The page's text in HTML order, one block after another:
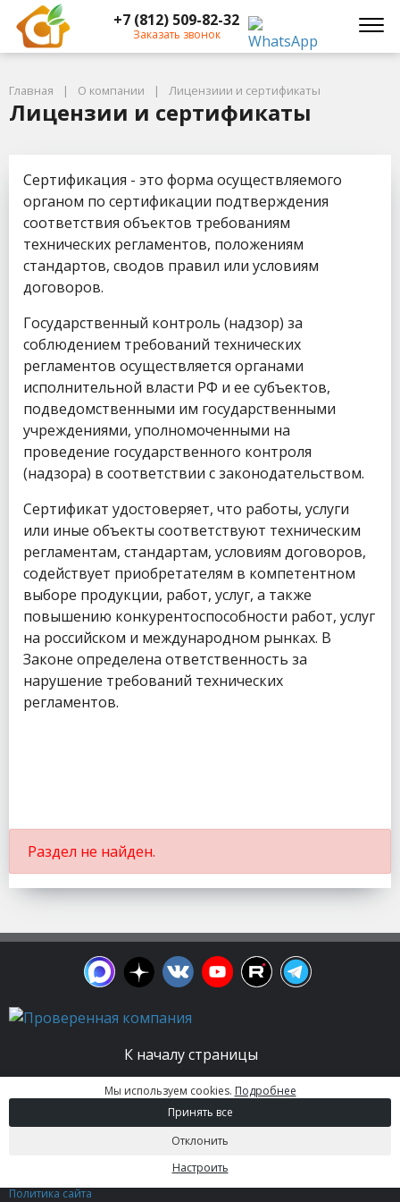
+7 (812) 509-82-32
Заказать звонок
Главная О компании Лицензиии и сертификаты
Лицензии и сертификаты
Сертификация - это форма осуществляемого
органом по сертификации подтверждения
соответствия объектов требованиям
технических регламентов, положениям
стандартов, сводов правил или условиям
договоров.
Государственный контроль (надзор) за
соблюдением требований технических
регламентов осуществляется органами
исполнительной власти РФ и ее субъектов,
подведомственными им государственными
учреждениями, уполномоченными на
проведение государственного контроля
(надзора) в соответствии с законодательством.
Сертификат удостоверяет, что работы, услуги
или иные объекты соответствуют техническим
регламентам, стандартам, условиям договоров,
содействует приобретателям в компетентном
выборе продукции, работ, услуг, а также
повышению конкурентоспособности работ, услуг
на российском и международном рынках. В
Законе определена ответственность за
нарушение требований технических
регламентов.
Раздел не найден.
К началу страницы
© 2003 - 2026. Апельсин group | Группа
строительных компаний Все права защищены.
Вся информация на этом сайте носит
информационный характер и не является
публичной офертой, определяемой положениями
Политика сайта
Мы используем cookies. Подробнее
Принять все
Отклонить
Настроить